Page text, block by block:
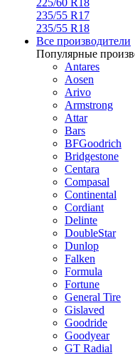
225/60 R18
235/55 R17
235/55 R18
Все производители
Популярные
Antares
Aosen
Arivo
Armstrong
Attar
Bars
BFGoodrich
Bridgestone
Centara
Compasal
Continental
Cordiant
Delinte
DoubleStar
Dunlop
Falken
Formula
Fortune
General Tire
Gislaved
Goodride
Goodyear
GT Radial